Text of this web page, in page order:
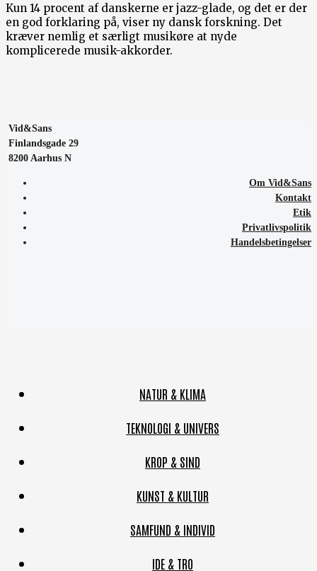
Kun 14 procent af danskerne er jazz-glade, og det er der
en god forklaring på, viser ny dansk forskning. Det
kræver nemlig et særligt musikøre at nyde
komplicerede musik-akkorder.
Vid&Sans
Finlandsgade 29
8200 Aarhus N
Om Vid&Sans
Kontakt
Etik
Privatlivspolitik
Handelsbetingelser
NATUR & KLIMA
TEKNOLOGI & UNIVERS
KROP & SIND
KUNST & KULTUR
SAMFUND & INDIVID
IDE & TRO